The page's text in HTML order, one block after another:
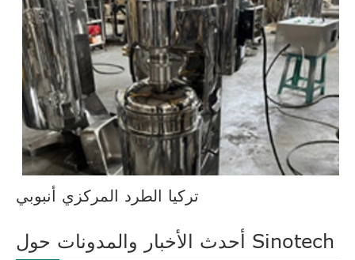
تركيا الطرد المركزي أنبوبي
أحدث الأخبار والمدونات حول Sinotech